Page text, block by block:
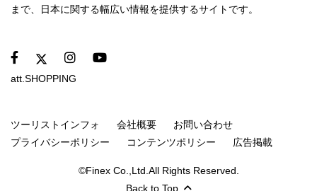
まで、日本に関する幅広い情報を提供するサイトです。
att.SHOPPING
ツーリストインフォ 会社概要
お問い合わせ
プライバシーポリシー
コンテンツポリシー 広告掲載
©Finex Co.,Ltd.All Rights Reserved.
Back to Top